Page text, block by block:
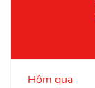
Hôm qua